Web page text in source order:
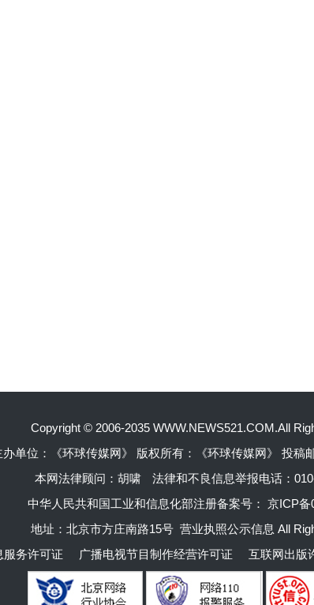
Copyright © 2006-2035 WWW.NEWS521.COM.All
办单位：《环球传媒网》 版权所有：《环球传媒网》 投稿
本网法律顾问：胡啸
法律和不良信息举报电话：
中华人民共和国工业和信息化部注册备案号： 京ICP备
地址：北京市方庄南路15号 营业执照公示信息 All
服务许可证
广播电视节目制作经营许可证 互联网出版